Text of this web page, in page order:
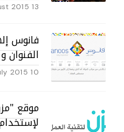
13 August 2015
فانوس
الفنوان
10 July 2015
موقع